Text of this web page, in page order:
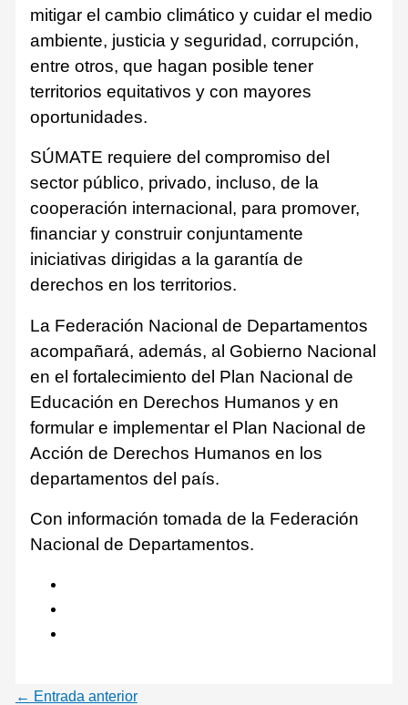
mitigar el cambio climático y cuidar el medio
ambiente, justicia y seguridad, corrupción,
entre otros, que hagan posible tener
territorios equitativos y con mayores
oportunidades.
SÚMATE requiere del compromiso del
sector público, privado, incluso, de la
cooperación internacional, para promover,
financiar y construir conjuntamente
iniciativas dirigidas a la garantía de
derechos en los territorios.
La Federación Nacional de Departamentos
acompañará, además, al Gobierno Nacional
en el fortalecimiento del Plan Nacional de
Educación en Derechos Humanos y en
formular e implementar el Plan Nacional de
Acción de Derechos Humanos en los
departamentos del país.
Con información tomada de la Federación
Nacional de Departamentos.
← Entrada anterior